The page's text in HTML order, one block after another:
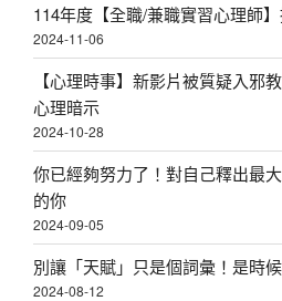
114年度【全職/兼職實習心理師
2024-11-06
【心理時事】新影片被質疑入邪
心理暗示
2024-10-28
你已經夠努力了！對自己釋出最
的你
2024-09-05
別讓「天賦」只是個詞彙！是時
2024-08-12